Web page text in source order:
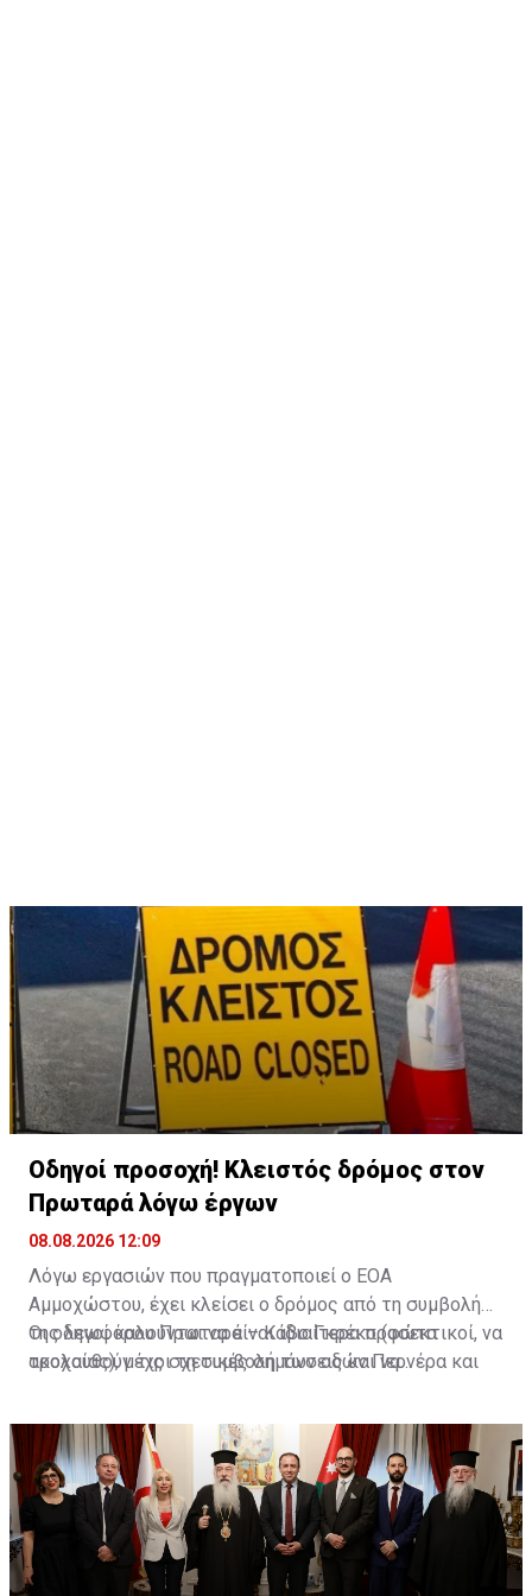
Οδηγοί προσοχή! Κλειστός δρόμος στον
Πρωταρά λόγω έργων
08.08.2026 12:09
Λόγω εργασιών που πραγματοποιεί ο ΕΟΑ
Αμμοχώστου, έχει κλείσει ο δρόμος από τη συμβολή
της λεωφόρου Πρωταρά – Κάβο Γκρέκο (φώτα
τροχαίας), μέχρι τη συμβολή των οδών Περνέρα και
Οι οδηγοί καλούνται να είναι ιδιαίτερα προσεκτικοί, να
ακολουθούν τις σχετικές σημάνσεις και να
αποφυγή ταλαιπωρίας.